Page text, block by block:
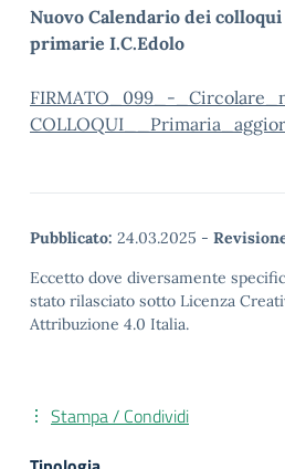
Nuovo Calendario dei
primarie I.C.Edolo
FIRMATO_099_-
Pubblicato: 24.03.2025 -
Eccetto dove diversamente
stato rilasciato sotto Licenza
Attribuzione 4.0 Italia.
Stampa / Condividi